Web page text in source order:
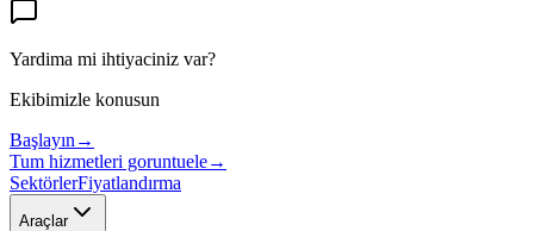
Yardima mi ihtiyaciniz var?
Ekibimizle konusun
Başlayın →
Tum hizmetleri goruntuele→
SektörlerFiyatlandırma
Araçlar